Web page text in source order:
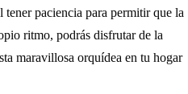
paciencia para permitir que la
ritmo, podrás disfrutar de la
maravillosa orquídea en tu hogar